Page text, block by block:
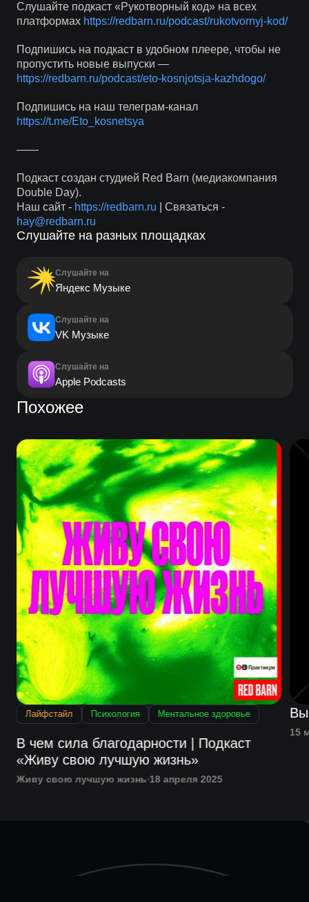
Слушайте подкаст «Рукотворный код» на всех
платформах https://redbarn.ru/podcast/rukotvornyj-kod/
Подпишись на подкаст в удобном плеере, чтобы не
пропустить новые выпуски —
https://redbarn.ru/podcast/eto-kosnjotsja-kazhdogo/
Подпишись на наш телеграм-канал
https://t.me/Eto_kosnetsya
——
Подкаст создан студией Red Barn (медиакомпания
Double Day).
Наш сайт - https://redbarn.ru | Связаться -
hay@redbarn.ru
Слушайте на разных площадках
Слушайте на
Яндекс Музыке
Слушайте на
VK Музыке
Слушайте на
Apple Podcasts
Похожее
Лайфстайл Психология Ментальное здоровье
В чем сила благодарности | Подкаст
«Живу свою лучшую жизнь»
Живу свою лучшую жизнь 18 апреля 2025
15